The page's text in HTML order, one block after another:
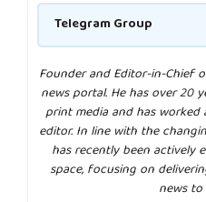
Telegram Group
Founder and Editor-in-Chief
news portal. He has over 20
print media and has worked
editor. In line with the
has recently been actively
space, focusing on
news to